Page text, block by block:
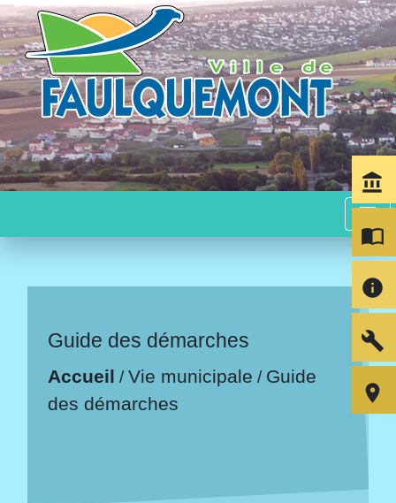
menu
Guide des démarches
Accueil /Vie municipale / Guide
des démarches
account_balance
import_contacts
info
build
room